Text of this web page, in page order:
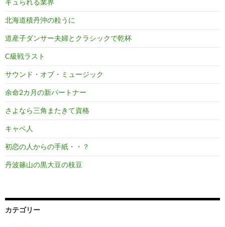
ギュられる業界
北海道積丹沖の粒うに
道産子ダンサー夫婦とクラシックで乾杯
C級戦ラスト
サウンド・オブ・ミュージック
余命2カ月の新パートナー
さよなら三角またきて資格
キャベ人
初恋の人からの手紙・・？
丹波篠山の黒大豆の枝豆
カテゴリー